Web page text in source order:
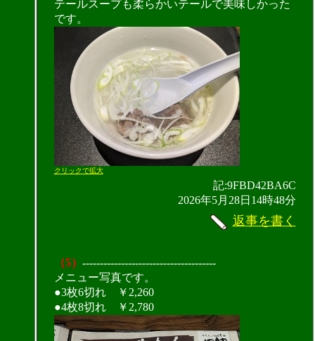
テールスープも柔らかいテールで美味しかった
です。
クリックで拡大
記:9FBD42BA6C
2026年5月28日14時48分
返事を書く
（5） --------------------------------------
メニュー写真です。
●3枚6切れ ￥2,260
●4枚8切れ ￥2,780